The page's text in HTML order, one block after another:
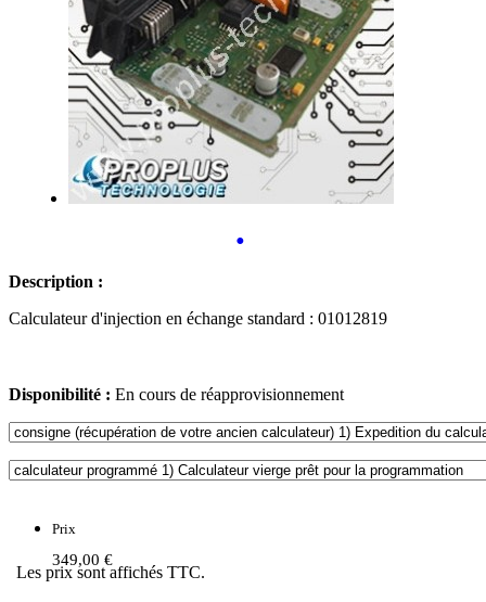
•
Description :
Calculateur d'injection en échange standard : 01012819
Disponibilité : En cours de réapprovisionnement
Prix
349,00 €
Les prix sont affichés TTC.